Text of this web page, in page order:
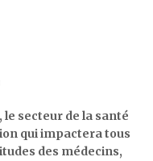
le secteur de la santé
qui impactera tous
des médecins,